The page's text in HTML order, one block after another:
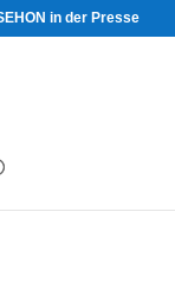
in der Presse